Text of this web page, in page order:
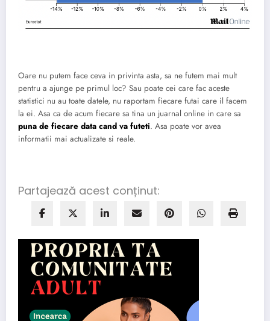
Oare nu putem face ceva in privinta asta, sa ne futem mai mult
pentru a ajunge pe primul loc? Sau poate cei care fac aceste
statistici nu au toate datele, nu raportam fiecare futai care il facem
la ei. Asa ca de acum fiecare sa tina un juarnal online in care sa
puna de fiecare data cand va futeti. Asa poate vor avea
informatii mai actualizate si reale.
Partajează acest conținut: